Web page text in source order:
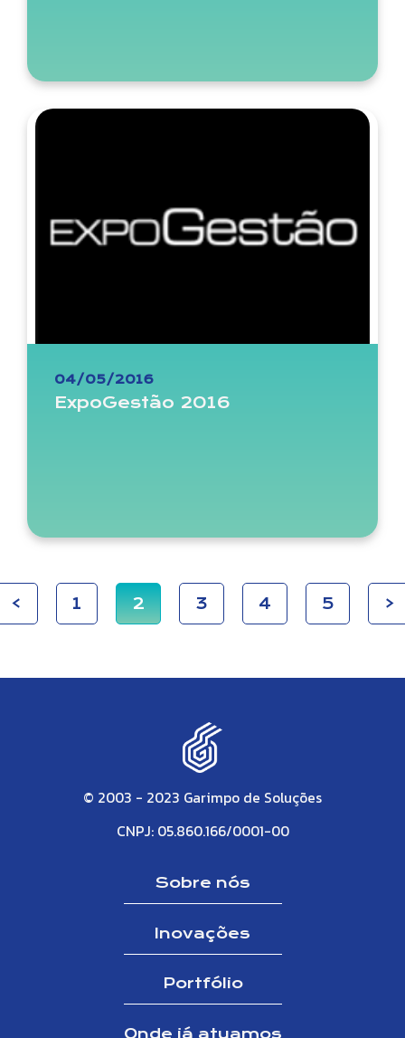
04/05/2016
ExpoGestão 2016
< 1 2 3 4 5 >
© 2003 - 2023 Garimpo de Soluções
CNPJ: 05.860.166/0001-00
Sobre nós
Inovações
Portfólio
Onde já atuamos